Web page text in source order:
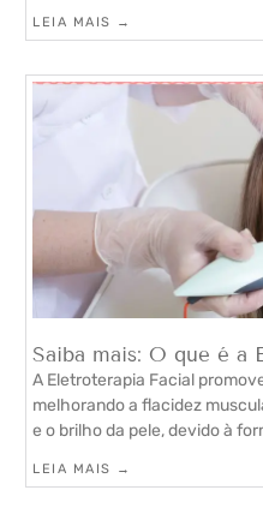
LEIA MAIS →
Saiba mais: O que é a
A Eletroterapia Facial
melhorando a flacidez
e o brilho da pele, devido à
LEIA MAIS →